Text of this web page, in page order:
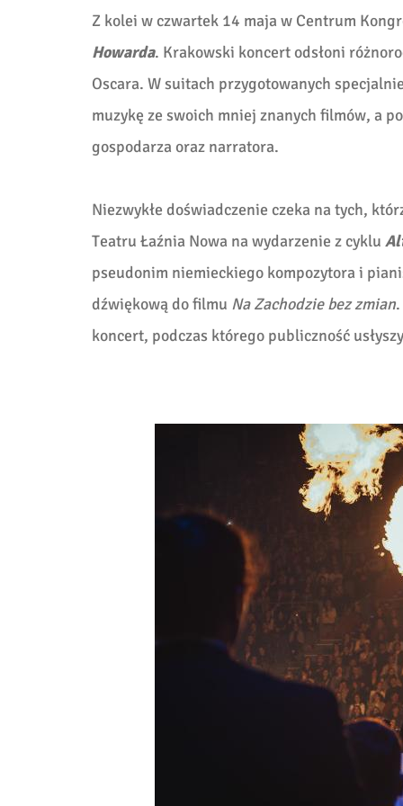
Z kolei w czwartek 14 maja w Centrum
Howarda. Krakowski koncert odsłoni
Oscara. W suitach przygotowanych
muzykę ze swoich mniej znanych filmów, a
gospodarza oraz narratora.
Niezwykłe doświadczenie czeka na tych,
Teatru Łaźnia Nowa na wydarzenie z cyklu
pseudonim niemieckiego kompozytora i
dźwiękową do filmu Na Zachodzie bez zmian
koncert, podczas którego publiczność